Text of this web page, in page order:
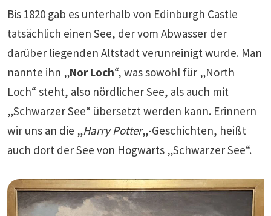
Bis 1820 gab es unterhalb von Edinburgh Castle
tatsächlich einen See, der vom Abwasser der
darüber liegenden Altstadt verunreinigt wurde. Man
nannte ihn „Nor Loch“, was sowohl für „North
Loch“ steht, also nördlicher See, als auch mit
„Schwarzer See“ übersetzt werden kann. Erinnern
wir uns an die „Harry Potter„-Geschichten, heißt
auch dort der See von Hogwarts „Schwarzer See“.